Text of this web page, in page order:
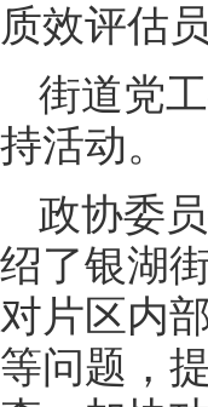
质效评估
街道党
持活动。
政协委
绍了银湖
对片区内
等问题，